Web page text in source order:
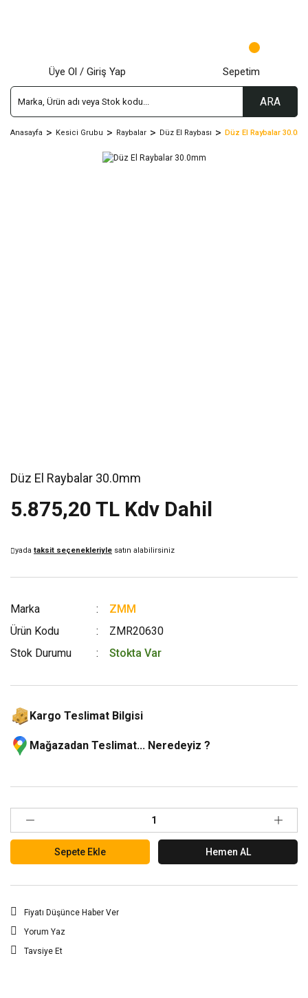
ARA
Üye Ol / Giriş Yap Sepetim
Anasayfa Kesici Grubu Raybalar Düz El Raybası Düz El Raybalar
Düz El Raybalar 30.0mm
5.875,20 TL Kdv Dahil
yada taksit seçenekleriyle satın alabilirsiniz
Marka
ZMM
Ürün Kodu
ZMR20630
Stok Durumu
Stokta Var
Kargo Teslimat Bilgisi
Mağazadan Teslimat... Neredeyiz ?
Sepete Ekle Hemen AL
Fiyatı Düşünce Haber Ver
Yorum Yaz
Tavsiye Et